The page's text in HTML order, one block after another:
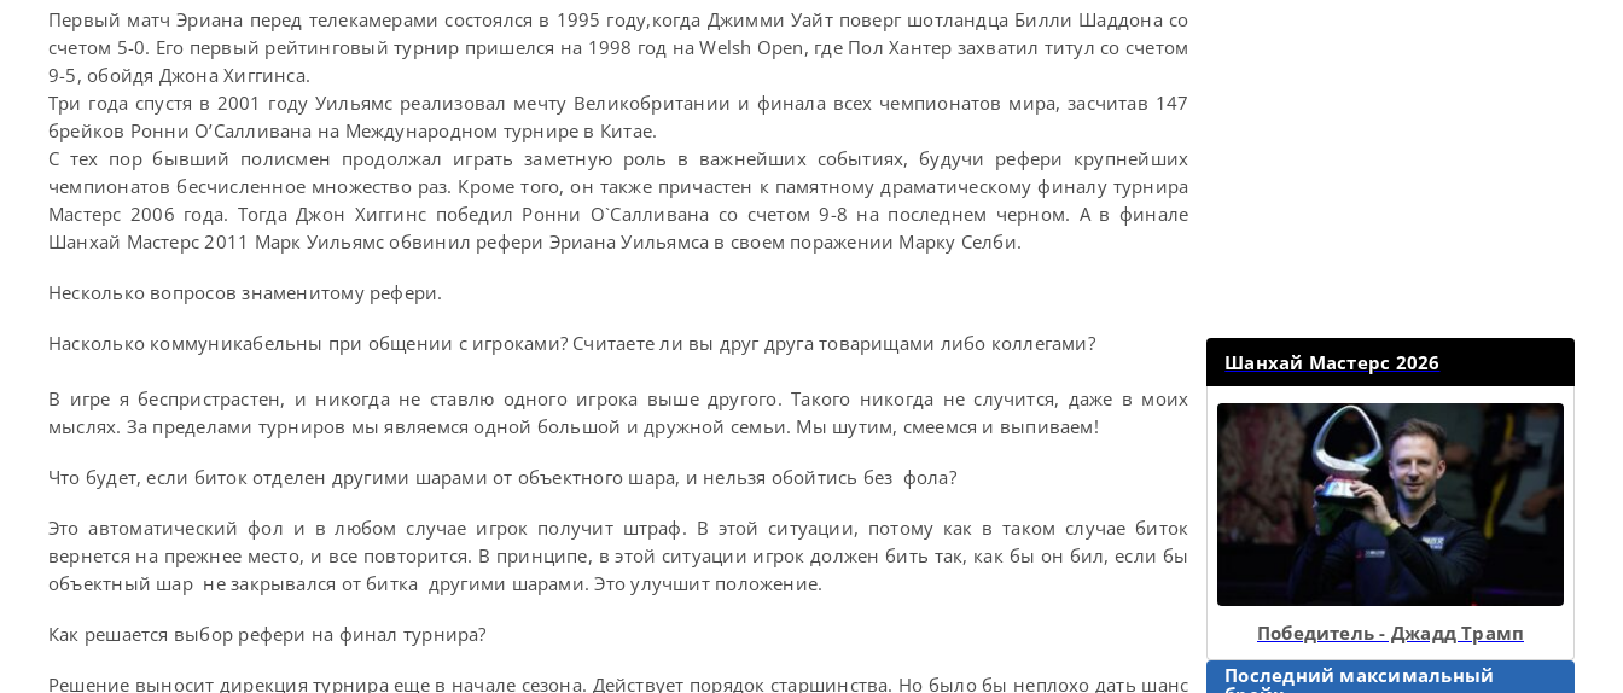
Первый матч Эриана перед телекамерами состоялся в 1995 году,когда Джимми Уайт поверг шотландца Билли Шаддона со
счетом 5-0. Его первый рейтинговый турнир пришелся на 1998 год на Welsh Open, где Пол Хантер захватил титул со счетом
9-5, обойдя Джона Хиггинса.
Три года спустя в 2001 году Уильямс реализовал мечту Великобритании и финала всех чемпионатов мира, засчитав 147
брейков Ронни О’Салливана на Международном турнире в Китае.
С тех пор бывший полисмен продолжал играть заметную роль в важнейших событиях, будучи рефери крупнейших
чемпионатов бесчисленное множество раз. Кроме того, он также причастен к памятному драматическому финалу турнира
Мастерс 2006 года. Тогда Джон Хиггинс победил Ронни О`Салливана со счетом 9-8 на последнем черном. А в финале
Шанхай Мастерс 2011 Марк Уильямс обвинил рефери Эриана Уильямса в своем поражении Марку Селби.
Несколько вопросов знаменитому рефери.
Насколько коммуникабельны при общении с игроками? Считаете ли вы друг друга товарищами либо коллегами?
В игре я беспристрастен, и никогда не ставлю одного игрока выше другого. Такого никогда не случится, даже в моих
мыслях. За пределами турниров мы являемся одной большой и дружной семьи. Мы шутим, смеемся и выпиваем!
Что будет, если биток отделен другими шарами от объектного шара, и нельзя обойтись без фола?
Это автоматический фол и в любом случае игрок получит штраф. В этой ситуации, потому как в таком случае биток
вернется на прежнее место, и все повторится. В принципе, в этой ситуации игрок должен бить так, как бы он бил, если бы
объектный шар не закрывался от битка другими шарами. Это улучшит положение.
Как решается выбор рефери на финал турнира?
Решение выносит дирекция турнира еще в начале сезона. Действует порядок старшинства. Но было бы неплохо дать шанс
Шанхай Мастерс 2026
Победитель - Джадд Трамп
Последний максимальный